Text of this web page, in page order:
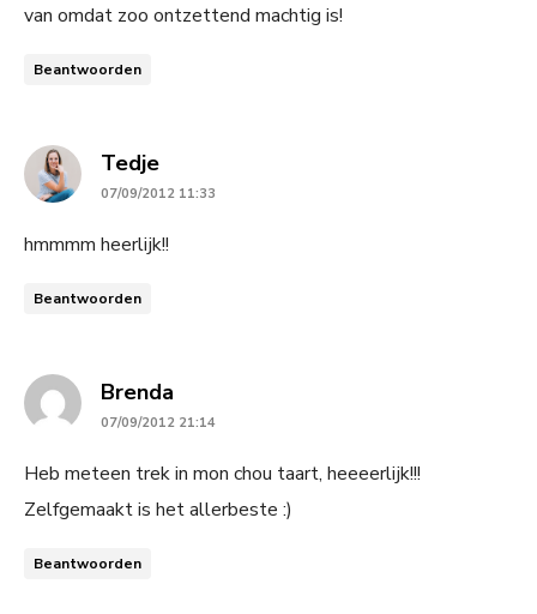
van omdat zoo ontzettend machtig is!
Beantwoorden
Tedjesays:
07/09/2012 11:33
hmmmm heerlijk!!
Beantwoorden
Brenda
07/09/2012 21:14
Heb meteen trek in mon chou taart, heeeerlijk!!!
Zelfgemaakt is het allerbeste :)
Beantwoorden